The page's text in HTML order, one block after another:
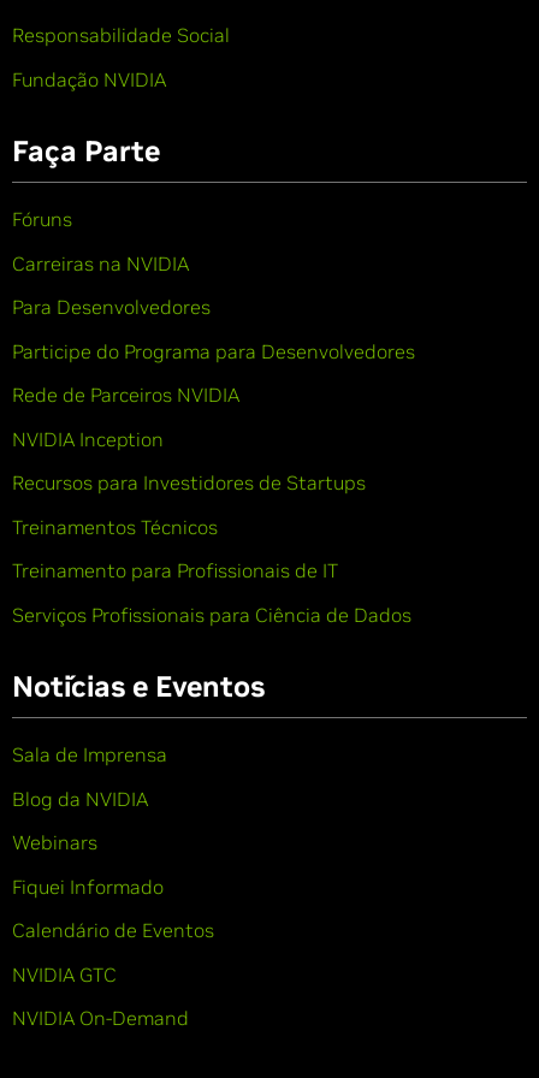
Responsabilidade Social
Fundação NVIDIA
Faça Parte
Fóruns
Carreiras na NVIDIA
Para Desenvolvedores
Participe do Programa para Desenvolvedores
Rede de Parceiros NVIDIA
NVIDIA Inception
Recursos para Investidores de Startups
Treinamentos Técnicos
Treinamento para Profissionais de IT
Serviços Profissionais para Ciência de Dados
Notícias e Eventos
Sala de Imprensa
Blog da NVIDIA
Webinars
Fiquei Informado
Calendário de Eventos
NVIDIA GTC
NVIDIA On-Demand